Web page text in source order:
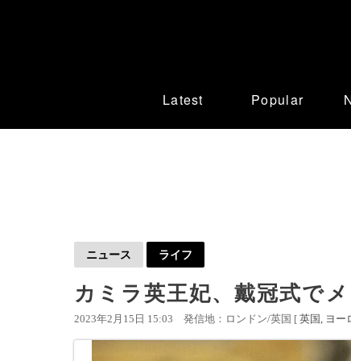
Latest Popular
ニュース ライフ
カミラ英王妃、戴冠式で
2023年2月15日 15:03 発信地：ロンドン/英国 [ 英国 ヨー